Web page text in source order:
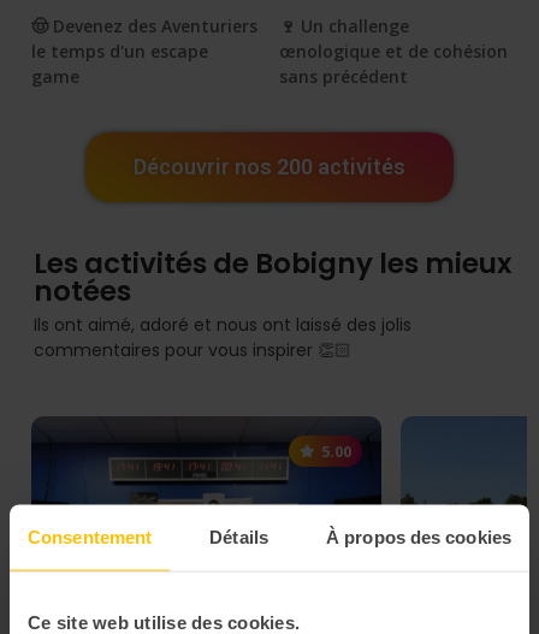
Consentement Détails À propos des cookies
Ce site web utilise des cookies.
🤠 Devenez des Aventuriers
le temps d'un escape
game
🍷 Un challenge
œnologique et de cohésion
sans précédent
Découvrir nos 200 activités
Les activités de Bobigny les mieux
notées
Ils ont aimé, adoré et nous ont laissé des jolis
commentaires pour vous inspirer 👏🏻
5.00